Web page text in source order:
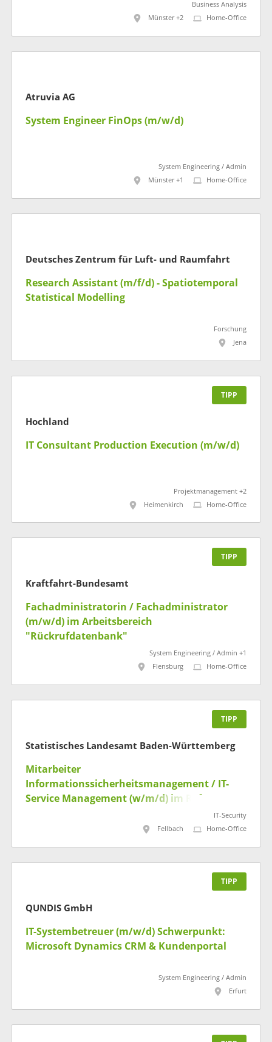
Business Analysis
Münster +2
Home-Office
Atruvia AG
System Engineer FinOps (m/w/d)
System Engineering / Admin
Münster +1
Home-Office
Deutsches Zentrum für Luft- und Raumfahrt
Research Assistant (m/f/d) - Spatiotemporal
Statistical Modelling
Forschung
Jena
TIPP
Hochland
IT Consultant Production Execution (m/w/d)
Projektmanagement +2
Heimenkirch
Home-Office
TIPP
Kraftfahrt-Bundesamt
Fachadministratorin / Fachadministrator
(m/w/d) im Arbeitsbereich
"Rückrufdatenbank"
System Engineering / Admin +1
Flensburg
Home-Office
TIPP
Statistisches Landesamt Baden-Württemberg
Mitarbeiter
Informationssicherheitsmanagement / IT-
Service Management (w/m/d) im Referat "IT-
IT-Security
Fellbach
Home-Office
TIPP
QUNDIS GmbH
IT-Systembetreuer (m/w/d) Schwerpunkt:
Microsoft Dynamics CRM & Kundenportal
System Engineering / Admin
Erfurt